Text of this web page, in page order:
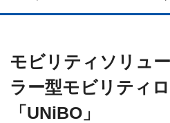
モビリティソリュ
ラー型モビリティ
「UNiBO」